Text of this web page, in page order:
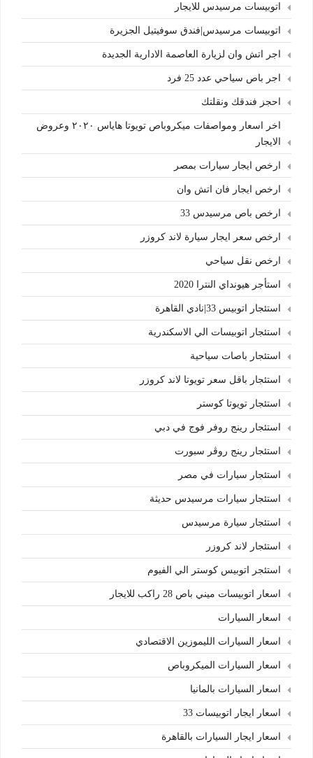
اتوبيسات مرسيدس للايجار
اتوبيسات مرسيدس|فندق سوفيتيل الجزيرة
اجر اتش وان لزيارة العاصمة الادارية الجديدة
اجر باص سياحي عدد 25 فرد
احجز فندقك ونقلتك
اخر اسعار ومواصفات ميكروباص تويوتا هاياس ٢٠٢٠ وعروض
الايجار
ارخص ايجار سيارات بمصر
ارخص ايجار فان اتش وان
ارخص باص مرسيدس 33
ارخص سعر ايجار سيارة لاند كروزر
ارخص نقل سياحي
استأجر هيونداي النترا 2020
استئجار اتوبيس 33|نادي القاهرة
استئجار اتوبيسات الي الاسكندرية
استئجار باصات سياحية
استئجار باقل سعر تويوتا لاند كروزر
استئجار تويوتا كوستر
استئجار رينج روفر فوج في دبي
استئجار رينج روڤر سبورت
استئجار سيارات في مصر
استئجار سيارات مرسيدس حديثة
استئجار سيارة مرسيدس
استئجار لاند كروزر
استئجر اتوبيس كوستر الي الفيوم
اسعار اتوبيسات ميني باص 28 راكب للايجار
اسعار السيارات
اسعار السيارات الليموزين الاقتصادي
اسعار السيارات الميكروباص
اسعار السيارات بالمانيا
اسعار ايجار اتوبيسات 33
اسعار ايجار السيارات بالقاهرة